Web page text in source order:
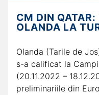
CM DIN
OLANDA LA
Olanda (Tarile de
s-a calificat la
(20.11.2022 –
preliminariile din